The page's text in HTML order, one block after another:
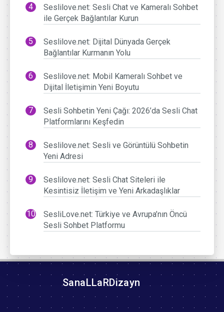
Seslilove.net: Sesli Chat ve Kameralı Sohbet
ile Gerçek Bağlantılar Kurun
Seslilove.net: Dijital Dünyada Gerçek
Bağlantılar Kurmanın Yolu
Seslilove.net: Mobil Kameralı Sohbet ve
Dijital İletişimin Yeni Boyutu
Sesli Sohbetin Yeni Çağı: 2026’da Sesli Chat
Platformlarını Keşfedin
Seslilove.net: Sesli ve Görüntülü Sohbetin
Yeni Adresi
Seslilove.net: Sesli Chat Siteleri ile
Kesintisiz İletişim ve Yeni Arkadaşlıklar
SesliLove.net: Türkiye ve Avrupa’nın Öncü
Sesli Sohbet Platformu
SanaLLaRDizayn